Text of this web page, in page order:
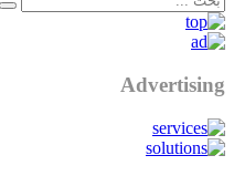
Advertising